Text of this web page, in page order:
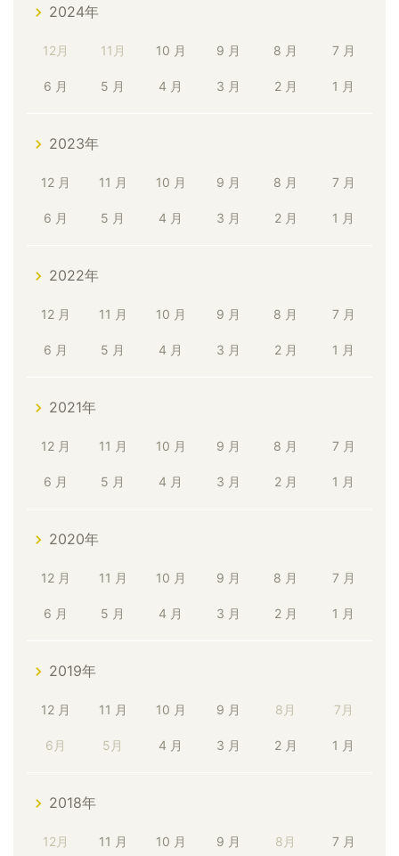
2024年
12月 11月 10 月 9 月 8 月 7 月
6 月 5 月 4 月 3 月 2 月 1 月
2023年
12 月 11 月 10 月 9 月 8 月 7 月
6 月 5 月 4 月 3 月 2 月 1 月
2022年
12 月 11 月 10 月 9 月 8 月 7 月
6 月 5 月 4 月 3 月 2 月 1 月
2021年
12 月 11 月 10 月 9 月 8 月 7 月
6 月 5 月 4 月 3 月 2 月 1 月
2020年
12 月 11 月 10 月 9 月 8 月 7 月
6 月 5 月 4 月 3 月 2 月 1 月
2019年
12 月 11 月 10 月 9 月 8月 7月
6月 5月 4 月 3 月 2 月 1 月
2018年
12月 11 月 10 月 9 月 8月 7 月